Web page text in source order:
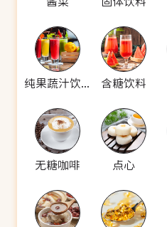
纯果蔬汁饮料 含糖饮料
无糖咖啡 点心